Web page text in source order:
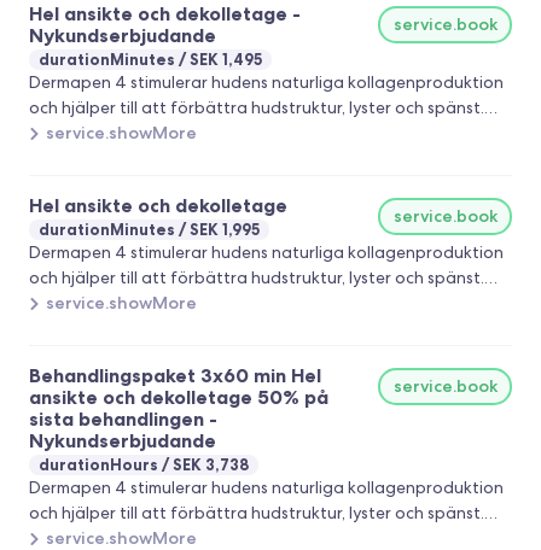
Hel ansikte och dekolletage -
Nykundserbjudande
durationMinutes SEK 1,495
service.book
Dermapen 4 stimulerar hudens naturliga kollagenproduktion
och hjälper till att förbättra hudstruktur, lyster och spänst.
Behandlingen kan reducera fina linjer, akneärr,
resultat.
service.showMore
Hel ansikte och dekolletage
durationMinutes SEK 1,995
service.book
Dermapen 4 stimulerar hudens naturliga kollagenproduktion
och hjälper till att förbättra hudstruktur, lyster och spänst.
Behandlingen kan reducera fina linjer, akneärr,
resultat.
service.showMore
Behandlingspaket 3x60 min Hel
ansikte och dekolletage 50% på
sista behandlingen -
Nykundserbjudande
durationHours SEK 3,738
service.book
Dermapen 4 stimulerar hudens naturliga kollagenproduktion
och hjälper till att förbättra hudstruktur, lyster och spänst.
Behandlingen kan reducera fina linjer, akneärr,
service.showMore